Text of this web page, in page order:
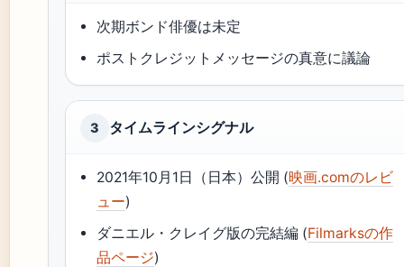
次期ボンド俳優は未定
ポストクレジットメッセージの真意に議論
3 タイムラインシグナル
2021年10月1日（日本）公開 (映画.comのレビ
ュー)
ダニエル・クレイグ版の完結編 (Filmarksの作
品ページ)